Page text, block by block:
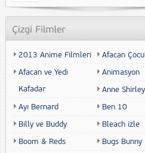
2013 Anime Filmleri
Afacan
Afacan ve Yedi
Kafadar
Animasyon
Anne Shirley
Ayı Bernard
Ben 10
Billy ve Buddy
Bleach izle
Boom & Reds
Bugs Bunny